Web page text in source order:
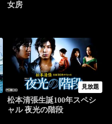
女房
見放題
松本清張生誕100年スペシ
ャル 夜光の階段